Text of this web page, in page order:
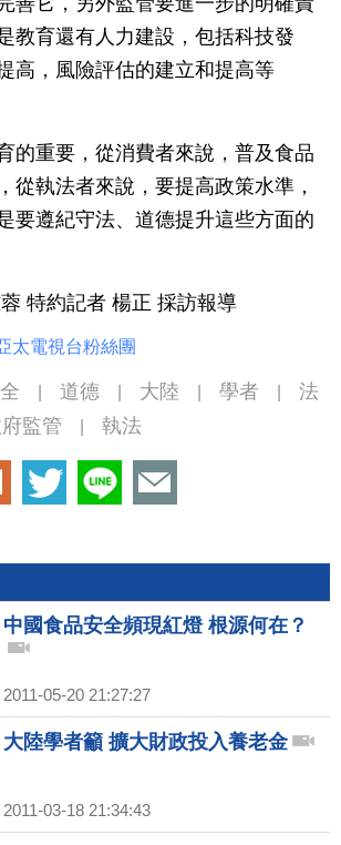
教育還有人力建設，包括科技發
高，風險評估的建立和提高等
的重要，從消費者來說，普及食品
從執法者來說，要提高政策水準，
要遵紀守法、道德提升這些方面的
特約記者 楊正 採訪報導
太電視台粉絲團
道德 大陸 學者
法
監管 執法
中國食品安全頻現紅燈 根源何在？
2011-05-20 21:27:27
大陸學者籲 擴大財政投入養老金
2011-03-18 21:34:43